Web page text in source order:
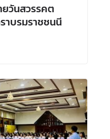
วันสวรรคต
าบรมราชชนนี